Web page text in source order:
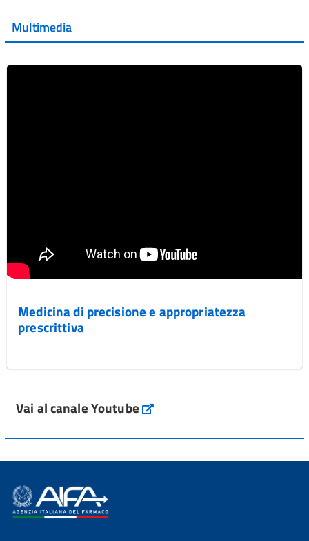
Vai al post →
Multimedia
Medicina di precisione e appropriatezza
prescrittiva
Vai al canale Youtube